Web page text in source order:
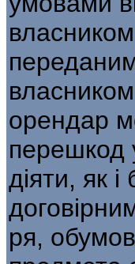
орендар
перешкод
діяти, як
ря,